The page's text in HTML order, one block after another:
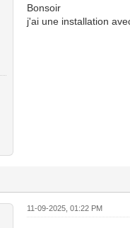
Bonsoir
j'ai une installation
11-09-2025, 01:22 PM